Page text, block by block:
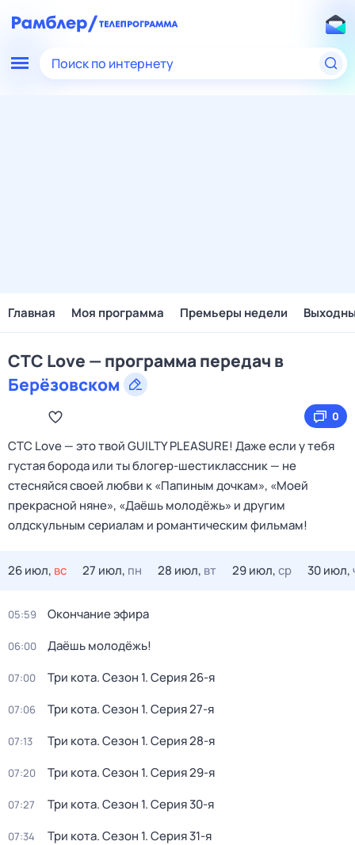
Поиск по интернету
Главная Моя программа Премьеры недели
СТС Love — программа передач в
Берёзовском
0
СТС Love — это твой GUILTY PLEASURE! Даже если у тебя
густая борода или ты блогер-шестиклассник — не
стесняйся своей любви к «Папиным дочкам», «Моей
прекрасной няне», «Даёшь молодёжь» и другим
олдскульным сериалам и романтическим фильмам!
26 июл, вс 27 июл, пн 28 июл, вт 29 июл,ср 30 июл,
05:59 Окончание эфира
06:00 Даёшь молодёжь!
07:00 Три кота. Сезон 1. Серия 26-я
07:06 Три кота. Сезон 1. Серия 27-я
07:13 Три кота. Сезон 1. Серия 28-я
07:20 Три кота. Сезон 1. Серия 29-я
07:27 Три кота. Сезон 1. Серия 30-я
07:34 Три кота. Сезон 1. Серия 31-я